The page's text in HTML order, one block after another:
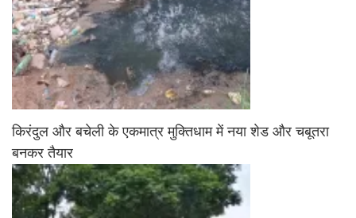
किरंदुल और बचेली के एकमात्र मुक्तिधाम में नया शेड और चबूतरा
बनकर तैयार